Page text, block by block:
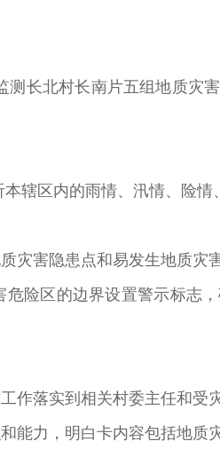
长北村长南片五组地质灾
辖区内的雨情、汛情、险情
灾害隐患点和易发生地质
险区的边界设置警示标志
作落实到相关村委主任和
能力，明白卡内容包括地